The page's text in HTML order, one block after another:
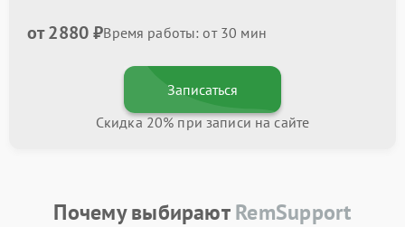
от 2880 ₽Время работы: от 30 мин
Записаться
Скидка 20% при записи на сайте
Почему выбираютRemSupport